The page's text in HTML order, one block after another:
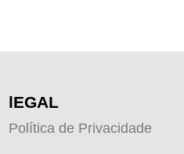
lEGAL
Política de Privacidade